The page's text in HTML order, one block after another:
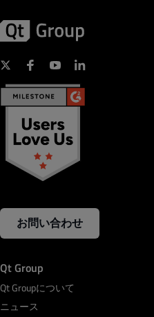
お問い合わせ
Qt Group
Qt Groupについて
ニュース